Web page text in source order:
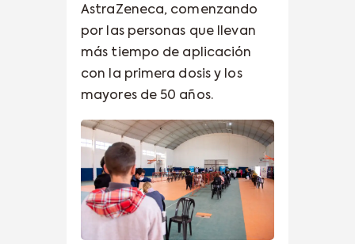
AstraZeneca, comenzando
por las personas que llevan
más tiempo de aplicación
con la primera dosis y los
mayores de 50 años.